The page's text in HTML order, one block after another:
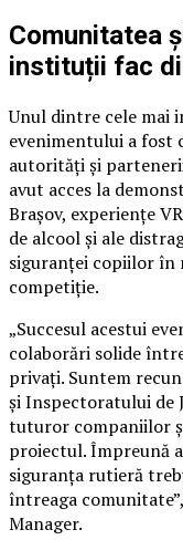
Comunitatea
instituții fac
Unul dintre cele mai
evenimentului a fost
autorități și
avut acces la
Brașov, experiențe
de alcool și ale
siguranței copiilor în
competiție.
„Succesul acestui
colaborări solide
privați. Suntem
și Inspectoratului de
tuturor companiilor
proiectul. Împreună
siguranța rutieră
întreaga
Manager.